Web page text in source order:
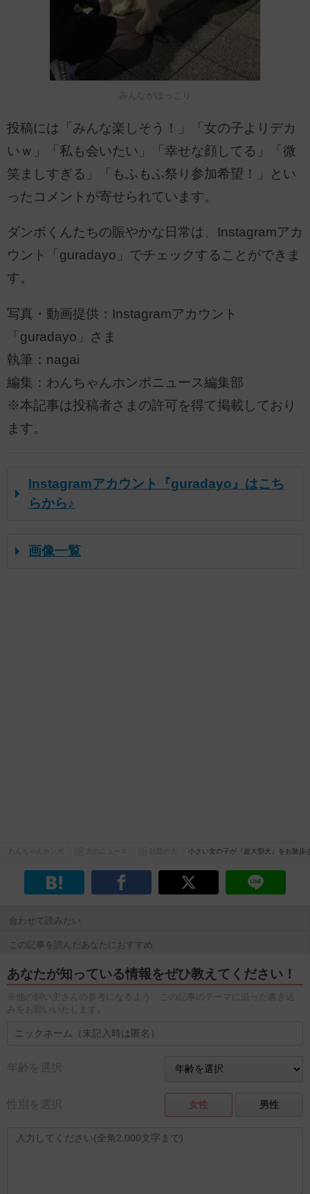
みんながほっこり
投稿には「みんな楽しそう！」「女の子よりデカ
いｗ」「私も会いたい」「幸せな顔してる」「微
笑ましすぎる」「もふもふ祭り参加希望！」とい
ったコメントが寄せられています。
ダンボくんたちの賑やかな日常は、Instagramアカ
ウント「guradayo」でチェックすることができま
す。
写真・動画提供：Instagramアカウント
「guradayo」さま
執筆：nagai
編集：わんちゃんホンポニュース編集部
※本記事は投稿者さまの許可を得て掲載しており
ます。
Instagramアカウント『guradayo』はこち
らから♪
画像一覧
小さい女の子が『超大型犬』をお散
合わせて読みたい
この記事を読んだあなたにおすすめ
あなたが知っている情報をぜひ教えてください！
※他の飼い主さんの参考になるよう、この記事のテーマに沿った書き込
みをお願いいたします。
年齢を選択
性別を選択 女性 男性